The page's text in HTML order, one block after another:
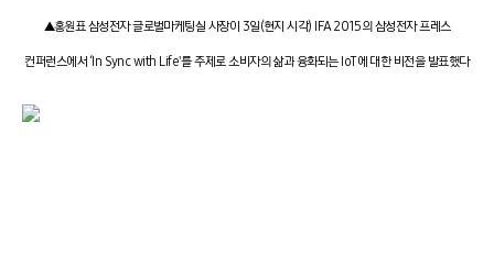
▲홍원표 삼성전자 글로벌마케팅실 사장이 3일(현지 시각) IFA 2015의 삼성전자 프레스
컨퍼런스에서 ‘In Sync with Life'를 주제로 소비자의 삶과 융화되는 IoT에 대한 비전을 발표했다